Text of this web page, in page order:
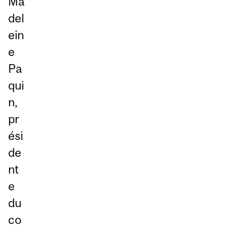
del
ein
e
Pa
qui
n,
pr
ési
de
nt
e
du
co